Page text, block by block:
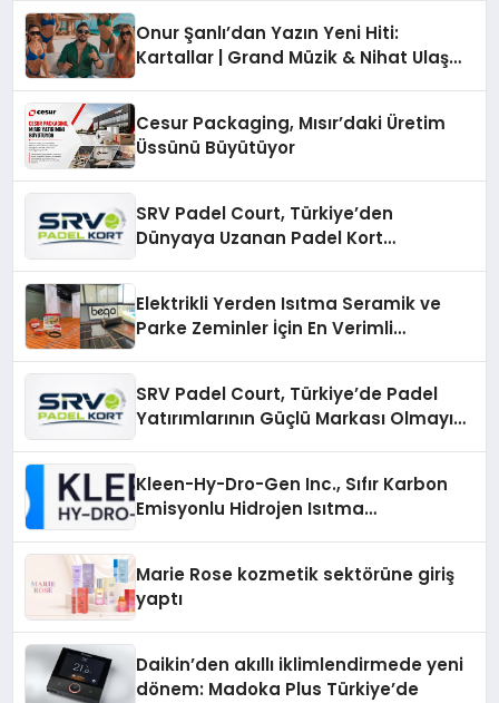
Onur Şanlı’dan Yazın Yeni Hiti:
Kartallar | Grand Müzik & Nihat Ulaş
Cesur Packaging, Mısır’daki Üretim
Üssünü Büyütüyor
SRV Padel Court, Türkiye’den
Dünyaya Uzanan Padel Kort
Elektrikli Yerden Isıtma Seramik ve
Parke Zeminler İçin En Verimli
SRV Padel Court, Türkiye’de Padel
Yatırımlarının Güçlü Markası Olmayı
Kleen-Hy-Dro-Gen Inc., Sıfır Karbon
Emisyonlu Hidrojen Isıtma
Marie Rose kozmetik sektörüne giriş
yaptı
Daikin’den akıllı iklimlendirmede yeni
dönem: Madoka Plus Türkiye’de